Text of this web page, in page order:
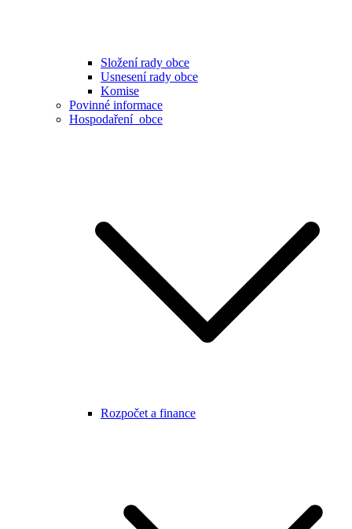
Složení rady obce
Usnesení rady obce
Komise
Povinné informace
Hospodaření obce
Rozpočet a finance